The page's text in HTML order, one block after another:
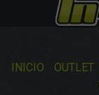
INICIO OUTLET